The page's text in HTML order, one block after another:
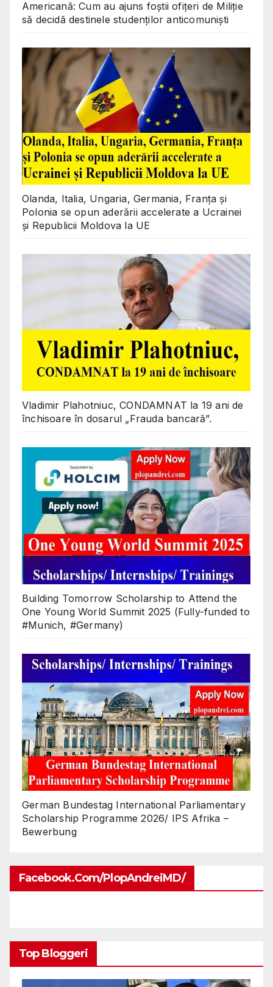
Americană: Cum au ajuns foștii ofițeri de Miliție
să decidă destinele studenților anticomuniști
Olanda, Italia, Ungaria, Germania, Franța și
Polonia se opun aderării accelerate a Ucrainei
și Republicii Moldova la UE
Vladimir Plahotniuc, CONDAMNAT la 19 ani de
închisoare în dosarul „Frauda bancară”.
Building Tomorrow Scholarship to Attend the
One Young World Summit 2025 (Fully-funded to
#Munich, #Germany)
German Bundestag International Parliamentary
Scholarship Programme 2026/ IPS Afrika –
Bewerbung
Facebook.com/PlopAndreiMD/
Top Bloggeri